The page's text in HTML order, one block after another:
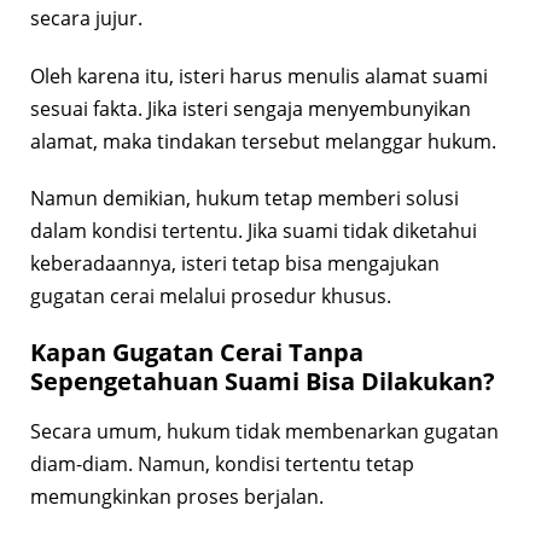
secara jujur.
Oleh karena itu, isteri harus menulis alamat suami
sesuai fakta. Jika isteri sengaja menyembunyikan
alamat, maka tindakan tersebut melanggar hukum.
Namun demikian, hukum tetap memberi solusi
dalam kondisi tertentu. Jika suami tidak diketahui
keberadaannya, isteri tetap bisa mengajukan
gugatan cerai melalui prosedur khusus.
Kapan Gugatan Cerai Tanpa
Sepengetahuan Suami Bisa Dilakukan?
Secara umum, hukum tidak membenarkan gugatan
diam-diam. Namun, kondisi tertentu tetap
memungkinkan proses berjalan.